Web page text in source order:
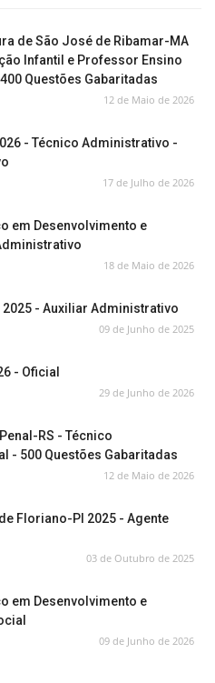
de São José de Ribamar-MA
Infantil e Professor Ensino
Questões Gabaritadas
12 de Maio de 2026
- Técnico Administrativo -
17 de Julho de 2026
em Desenvolvimento e
18 de Maio de 2026
- Auxiliar Administrativo
09 de Junho de 2025
- Oficial
29 de Junho de 2026
RS - Técnico
- 500 Questões Gabaritadas
12 de Maio de 2026
Floriano-PI 2025 - Agente
03 de Outubro de 2025
em Desenvolvimento e
09 de Junho de 2026